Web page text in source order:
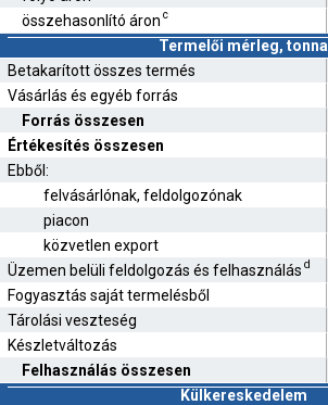
összehasonlító áron c
Termelői mérleg, tonna
Betakarított összes termés
Vásárlás és egyéb forrás
Forrás összesen
Értékesítés összesen
Ebből:
felvásárlónak, feldolgozónak
piacon
közvetlen export
Üzemen belüli feldolgozás és felhasználás d
Fogyasztás saját termelésből
Tárolási veszteség
Készletváltozás
Felhasználás összesen
Külkereskedelem